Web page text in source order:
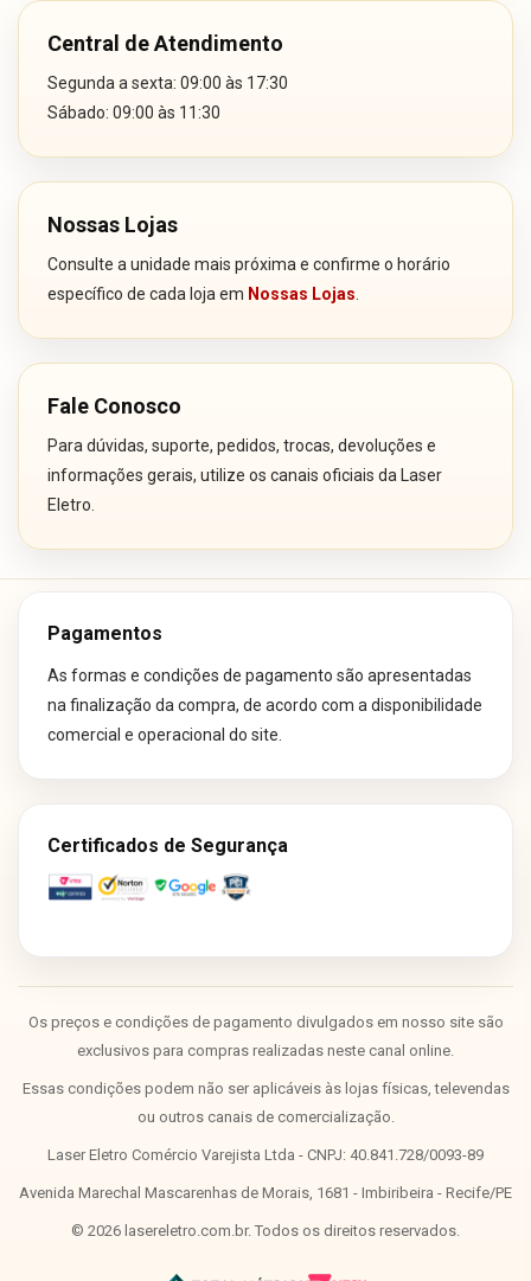
Central de Atendimento
Segunda a sexta: 09:00 às 17:30
Sábado: 09:00 às 11:30
Nossas Lojas
Consulte a unidade mais próxima e confirme o horário
específico de cada loja em Nossas Lojas
Fale Conosco
Para dúvidas, suporte, pedidos, trocas, devoluções e
informações gerais, utilize os canais oficiais da Laser
Eletro.
Pagamentos
As formas e condições de pagamento são apresentadas
na finalização da compra, de acordo com a disponibilidade
comercial e operacional do site.
Certificados de Segurança
Os preços e condições de pagamento divulgados em nosso site são
exclusivos para compras realizadas neste canal online.
Essas condições podem não ser aplicáveis às lojas físicas, televendas
ou outros canais de comercialização.
Laser Eletro Comércio Varejista Ltda - CNPJ: 40.841.728/0093-89
Avenida Marechal Mascarenhas de Morais, 1681 - Imbiribeira - Recife/PE
© 2026 lasereletro.com.br. Todos os direitos reservados.